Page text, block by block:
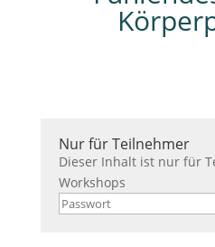
Nur für Teilnehmer
Dieser Inhalt ist nur für
Workshops